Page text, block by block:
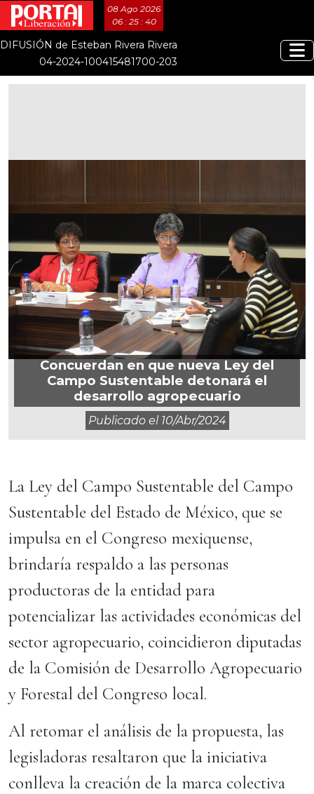
08 Ago 2026
06 : 25 : 41
DIFUSIÓN de Esteban Rivera Rivera
04-2024-100415481700-203
Concuerdan en que nueva Ley del
Campo Sustentable detonará el
desarrollo agropecuario
Publicado el 10/abr/2024
La Ley del Campo Sustentable del Campo
Sustentable del Estado de México, que se
impulsa en el Congreso mexiquense,
brindaría respaldo a las personas
productoras de la entidad para
potencializar las actividades económicas del
sector agropecuario, coincidieron diputadas
de la Comisión de Desarrollo Agropecuario
y Forestal del Congreso local.
Al retomar el análisis de la propuesta, las
legisladoras resaltaron que la iniciativa
conlleva la creación de la marca colectiva